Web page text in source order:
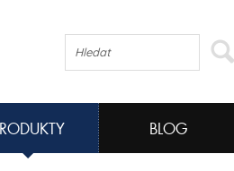
BLOG